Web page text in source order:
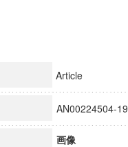
助金研究成果報告書
リーディングプログラム
Article
AN00224504-
画像